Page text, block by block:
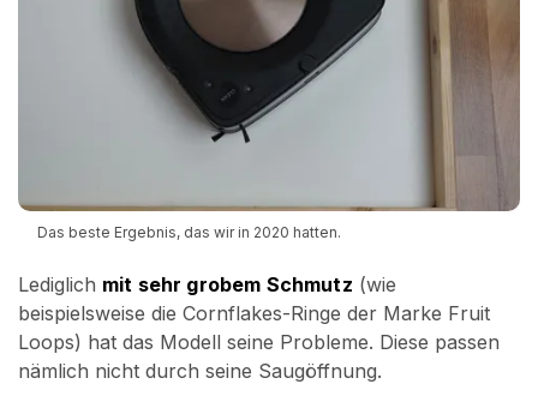
Das beste Ergebnis, das wir in 2020 hatten.
Lediglich mit sehr grobem Schmutz (wie
beispielsweise die Cornflakes-Ringe der Marke Fruit
Loops) hat das Modell seine Probleme. Diese passen
nämlich nicht durch seine Saugöffnung.